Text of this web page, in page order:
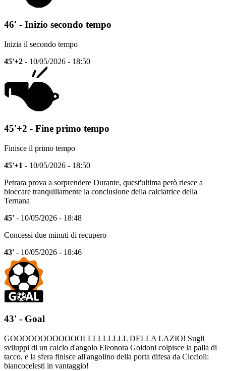
46' - Inizio secondo tempo
Inizia il secondo tempo
45'+2 - 10/05/2026 - 18:50
45'+2 - Fine primo tempo
Finisce il primo tempo
45'+1 - 10/05/2026 - 18:50
Petrara prova a sorprendere Durante, quest'ultima però riesce a
bloccare tranquillamente la conclusione della calciatrice della
Ternana
45' - 10/05/2026 - 18:48
Concessi due minuti di recupero
43' - 10/05/2026 - 18:46
43' - Goal
GOOOOOOOOOOOOLLLLLLLLL DELLA LAZIO! Sugli
sviluppi di un calcio d'angolo Eleonora Goldoni colpisce la palla di
tacco, e la sfera finisce all'angolino della porta difesa da Ciccioli:
biancocelesti in vantaggio!